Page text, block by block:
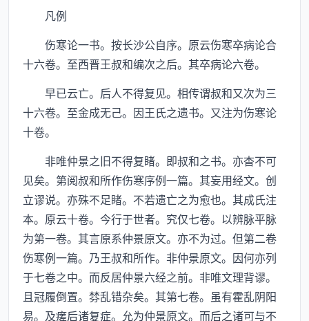
凡例
伤寒论一书。按长沙公自序。原云伤寒卒病论合
十六卷。至西晋王叔和编次之后。其卒病论六卷。
早已云亡。后人不得复见。相传谓叔和又次为三
十六卷。至金成无己。因王氏之遗书。又注为伤寒论
十卷。
非唯仲景之旧不得复睹。即叔和之书。亦杳不可
见矣。第阅叔和所作伤寒序例一篇。其妄用经文。创
立谬说。亦殊不足睹。不若遗亡之为愈也。其成氏注
本。原云十卷。今行于世者。究仅七卷。以辨脉平脉
为第一卷。其言原系仲景原文。亦不为过。但第二卷
伤寒例一篇。乃王叔和所作。非仲景原文。因何亦列
于七卷之中。而反居仲景六经之前。非唯文理背谬。
且冠履倒置。棼乱错杂矣。其第七卷。虽有霍乱阴阳
易。及瘥后诸复症。允为仲景原文。而后之诸可与不